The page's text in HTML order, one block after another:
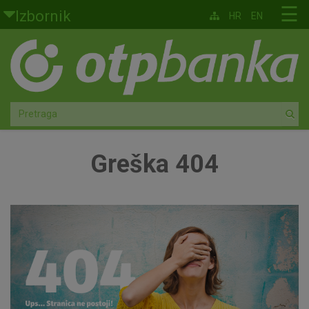
Skoči na glavni sadržaj
Izbornik
Građani
Privatno bankarstvo
Agro
Faktoring
O nama
☰
HR EN
Greška 404